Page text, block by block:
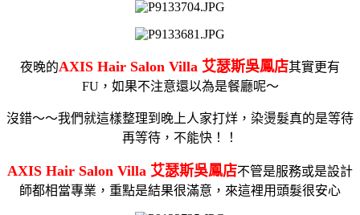
夜晚的AXIS Hair Salon Villa 艾瑟斯吳鳳店其實更有
FU，如果不注意還以為是餐廳呢～
沒錯～～我們就這樣整理到晚上人家打烊，染燙髮真的是等待
再等待，不能快！！
AXIS Hair Salon Villa 艾瑟斯吳鳳店不管是服務或是設計
師都相當專業，重點是結果很滿意，來這裡用頭髮很安心